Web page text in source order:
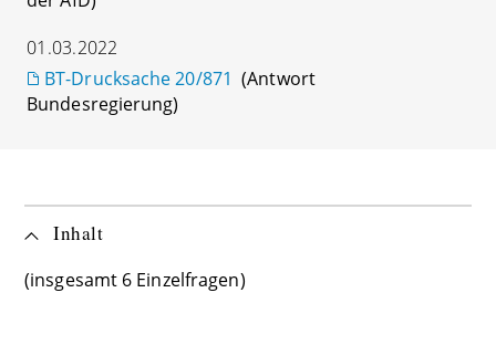
01.03.2022
BT-Drucksache 20/871 (Antwort
Bundesregierung)
Inhalt
(insgesamt 6 Einzelfragen)